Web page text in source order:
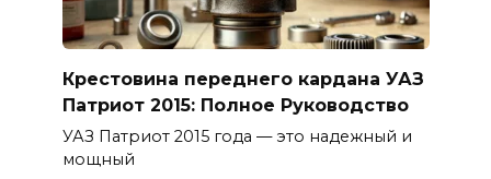
Крестовина переднего кардана УАЗ
Патриот 2015: Полное Руководство
УАЗ Патриот 2015 года — это надежный и
мощный